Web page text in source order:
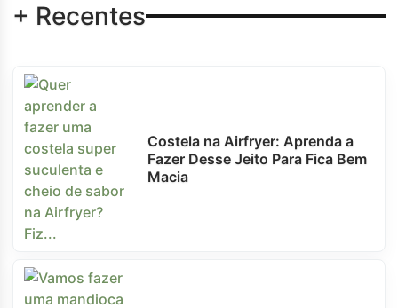
+ Recentes
Costela na Airfryer: Aprenda a
Fazer Desse Jeito Para Fica Bem
Macia